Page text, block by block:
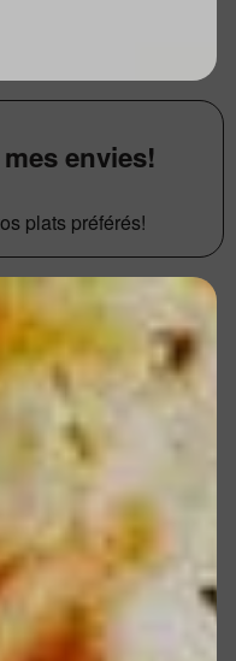
envies!
plats préférés!